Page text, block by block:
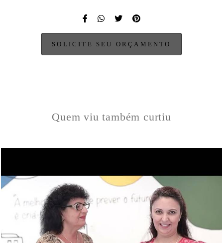
SOLICITE SEU ORÇAMENTO
Quem viu também curtiu